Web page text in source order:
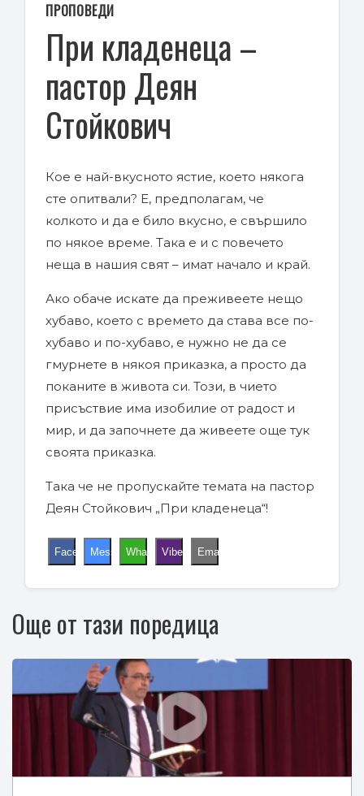
ПРОПОВЕДИ
При кладенеца –
пастор Деян
Стойкович
Кое е най-вкусното ястие, което някога
сте опитвали? Е, предполагам, че
колкото и да е било вкусно, е свършило
по някое време. Така е и с повечето
неща в нашия свят – имат начало и край.
Ако обаче искате да преживеете нещо
хубаво, което с времето да става все по-
хубаво и по-хубаво, е нужно не да се
гмурнете в някоя приказка, а просто да
поканите в живота си. Този, в чието
присъствие има изобилие от радост и
мир, и да започнете да живеете още тук
своята приказка.
Така че не пропускайте темата на пастор
Деян Стойкович „При кладенеца“!
FacebookMessengerWhatsApp
Viber Email
Още от тази поредица